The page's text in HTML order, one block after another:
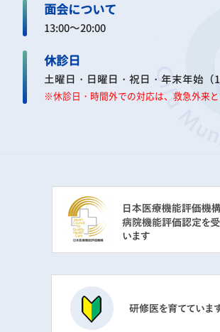
面会について
13:00～20:00
休診日
土曜日・日曜日・祝日・年末年始（
※休診日・時間外での対応は、救急外来と